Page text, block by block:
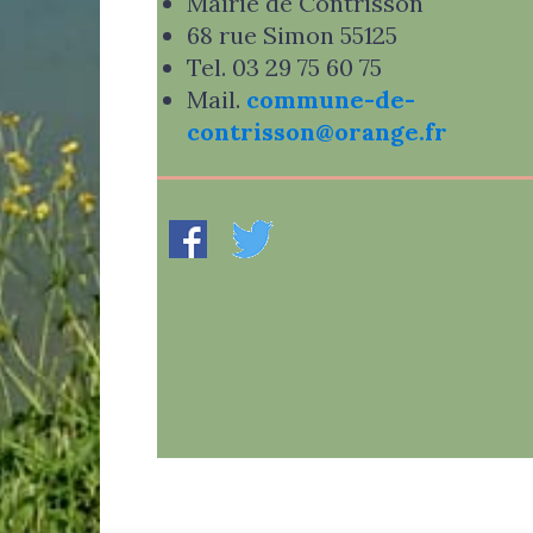
68 rue Simon 55125
Tel. 03 29 75 60 75
Mail. commune-de-
contrisson@orange.fr